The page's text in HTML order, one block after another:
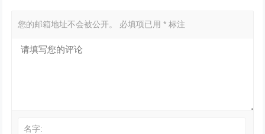
您的邮箱地址不会被公开。 必填项已用* 标注
名字: